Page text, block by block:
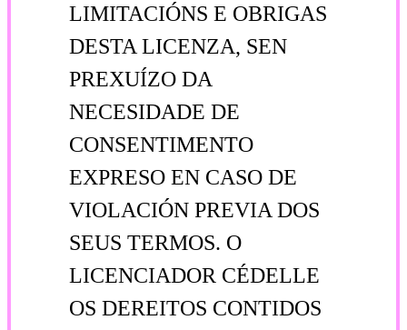
LIMITACIÓNS E OBRIGAS
DESTA LICENZA, SEN
PREXUÍZO DA
NECESIDADE DE
CONSENTIMENTO
EXPRESO EN CASO DE
VIOLACIÓN PREVIA DOS
SEUS TERMOS. O
LICENCIADOR CÉDELLE
OS DEREITOS CONTIDOS